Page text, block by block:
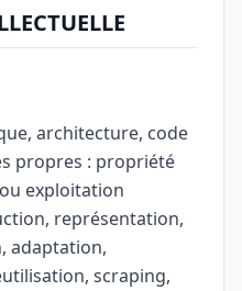
architecture, code
propres : propriété
ou exploitation
représentation,
adaptation,
scraping,